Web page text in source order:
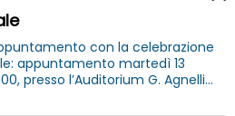
con la celebrazione
appuntamento martedì 13
presso l’Auditorium G. Agnelli
in via Andrea Noale 206